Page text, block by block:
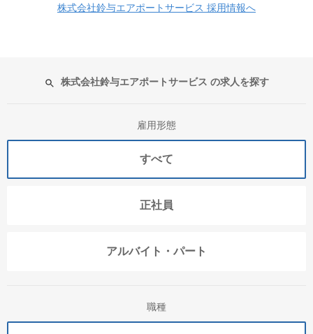
株式会社鈴与エアポートサービス 採用情報へ
株式会社鈴与エアポートサービス の求人を探す
雇用形態
すべて
正社員
アルバイト・パート
職種